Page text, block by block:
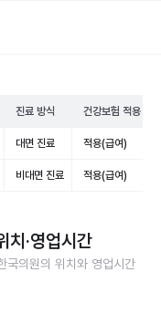
진료 방식 건강보험 적용
대면 진료 적용(급여)
비대면 진료 적용(급여)
치·영업시간
국의원의 위치와 영업시간